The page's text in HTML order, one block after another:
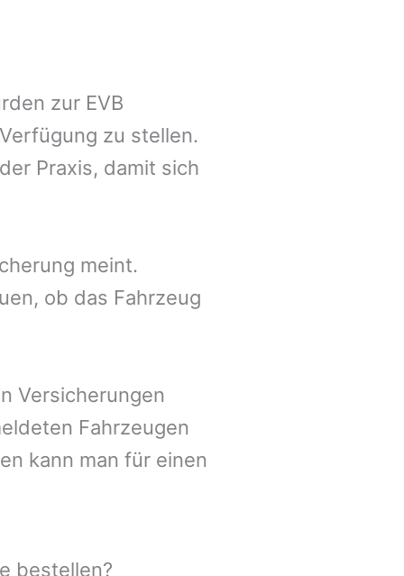
zur EVB
zu stellen.
Praxis, damit sich
meint.
ob das Fahrzeug
Versicherungen
Fahrzeugen
kann man für einen
bestellen?